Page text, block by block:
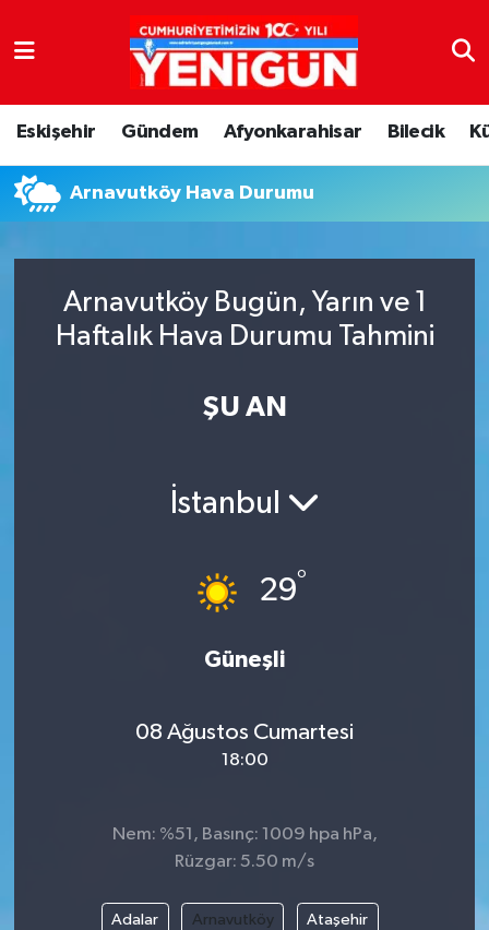
Eskişehir Gündem Afyonkarahisar Bilecik
Arnavutköy Hava Durumu
Arnavutköy Bugün, Yarın ve 1
Haftalık Hava Durumu Tahmini
ŞU AN
İstanbul
29°
Güneşli
08 Ağustos Cumartesi
18:00
Nem: %51, Basınç: 1009 hpa hPa,
Rüzgar: 5.50 m/s
Adalar Arnavutköy Ataşehir
Nöbetçi Eczaneler
Hava Durumu
Trafik Durumu
Tüm Manşetler